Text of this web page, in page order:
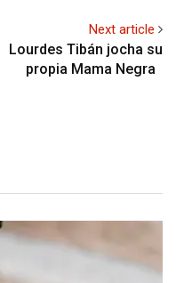
Next article
Lourdes Tibán jocha su
propia Mama Negra